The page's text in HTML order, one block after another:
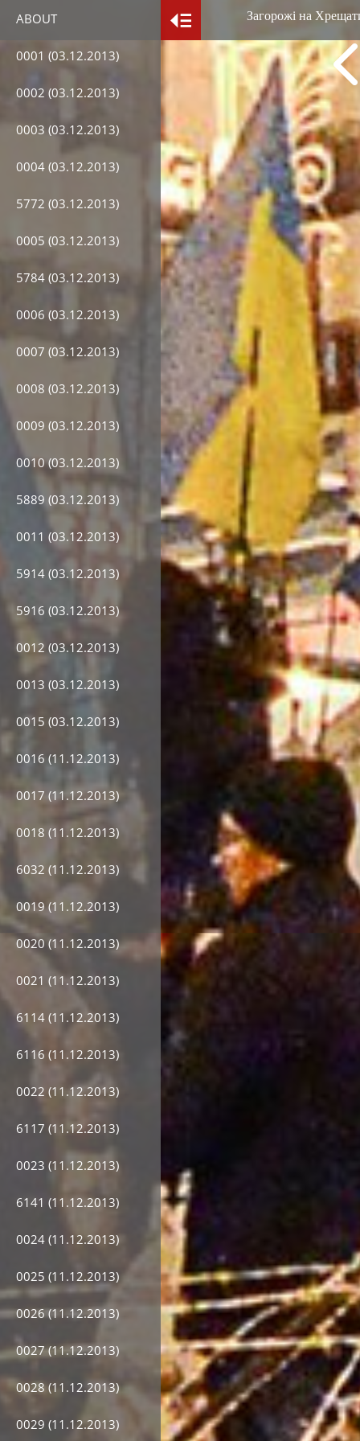
ABOUT
0001 (03.12.2013)
0002 (03.12.2013)
0003 (03.12.2013)
0004 (03.12.2013)
5772 (03.12.2013)
0005 (03.12.2013)
5784 (03.12.2013)
0006 (03.12.2013)
0007 (03.12.2013)
0008 (03.12.2013)
0009 (03.12.2013)
0010 (03.12.2013)
5889 (03.12.2013)
0011 (03.12.2013)
5914 (03.12.2013)
5916 (03.12.2013)
0012 (03.12.2013)
0013 (03.12.2013)
0015 (03.12.2013)
0016 (11.12.2013)
0017 (11.12.2013)
0018 (11.12.2013)
6032 (11.12.2013)
0019 (11.12.2013)
0020 (11.12.2013)
0021 (11.12.2013)
6114 (11.12.2013)
6116 (11.12.2013)
0022 (11.12.2013)
6117 (11.12.2013)
0023 (11.12.2013)
6141 (11.12.2013)
0024 (11.12.2013)
0025 (11.12.2013)
0026 (11.12.2013)
0027 (11.12.2013)
0028 (11.12.2013)
0029 (11.12.2013)
Загорожі на